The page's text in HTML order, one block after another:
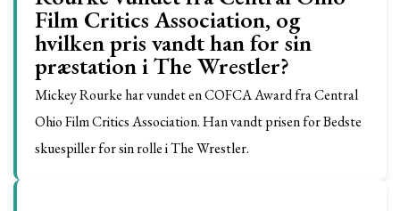
Film Critics Association, og
hvilken pris vandt han for sin
præstation i The Wrestler?
Mickey Rourke har vundet en COFCA Award fra Central
Ohio Film Critics Association. Han vandt prisen for Bedste
skuespiller for sin rolle i The Wrestler.